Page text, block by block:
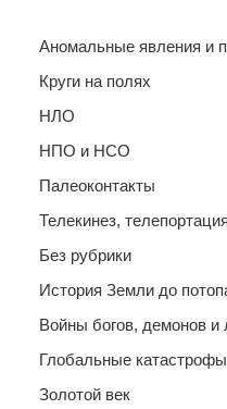
Аномальные явления и
Круги на полях
НЛО
НПО и НСО
Палеоконтакты
Телекинез,
Без рубрики
История Земли до
Войны богов, демонов и
Глобальные катастрофы
Золотой век